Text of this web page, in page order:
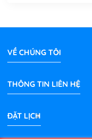
VỀ CHÚNG TÔI
THÔNG TIN LIÊN HỆ
ĐẶT LỊCH